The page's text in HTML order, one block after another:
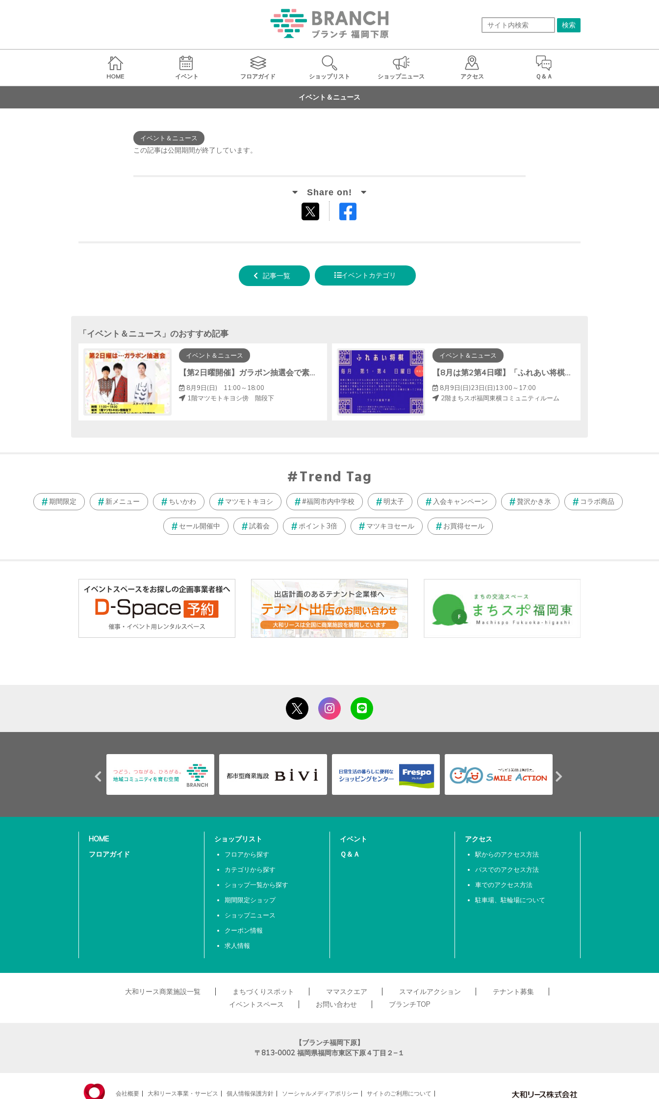
HOME イベント フロアガイド ショップリスト ショップニュース アクセス Ｑ＆Ａ
イベント＆ニュース
イベント＆ニュース
この記事は公開期間が終了しています。
する
記事一覧 イベントカテゴリ
「イベント＆ニュース 」のおすすめ記事
イベント＆ニュース
【第2日曜開催】ガラポン抽選会で素敵な賞品が当たる！
8月9日(日) 11:00～18:00
1階マツモトキヨシ傍 階段下
イベント＆ニュース
【8月は第2第4日曜】「ふれあい将棋」開催☆
8月9日(日)23日(日)13:00～17:00
2階まちスポ福岡東横コミュニティルーム
Trend Tag
期間限定 新メニュー ちいかわ マツモトキヨシ #福岡市内中学校 明太子 入会キャンペーン 贅沢かき氷 コラボ商品
セール開催中 試着会 ポイント3倍 マツキヨセール お買得セール
HOME
フロアガイド
ショップリスト
フロアから探す
カテゴリから探す
ショップ一覧から探す
期間限定ショップ
ショップニュース
クーポン情報
求人情報
イベント
Ｑ＆Ａ
アクセス
駅からのアクセス方法
バスでのアクセス方法
車でのアクセス方法
駐車場、駐輪場について
大和リース商業施設一覧 まちづくりスポット ママスクエア スマイルアクション
テナント募集
イベントスペース
お問い合わせ ブランチTOP
【ブランチ福岡下原】
〒813-0002 福岡県福岡市東区下原４丁目２−１
会社概要 大和リース事業・サービス 個人情報保護方針 ソーシャルメディアポリシー サイトのご利用について